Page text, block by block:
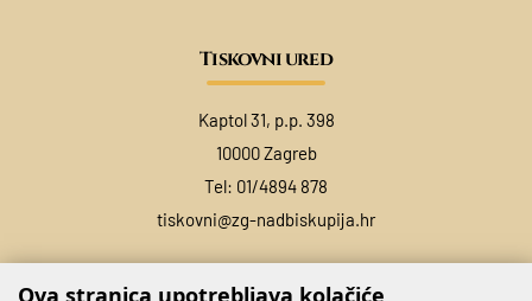
Tiskovni ured
Kaptol 31, p.p. 398
10000 Zagreb
Tel: 01/4894 878
tiskovni@zg-nadbiskupija.hr
Ova stranica upotrebljava kolačiće